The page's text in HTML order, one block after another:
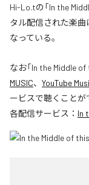
Hi-Lo.tの「In the
タル配信された楽曲
なっている。
なお「In the Middle of
MUSIC、 YouTube
ービスで聴くことが
各配信サービス： In